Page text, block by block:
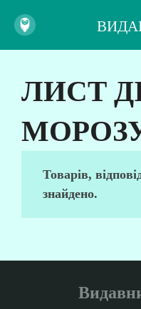
ЛИСТ
Товарів,
знайдено.